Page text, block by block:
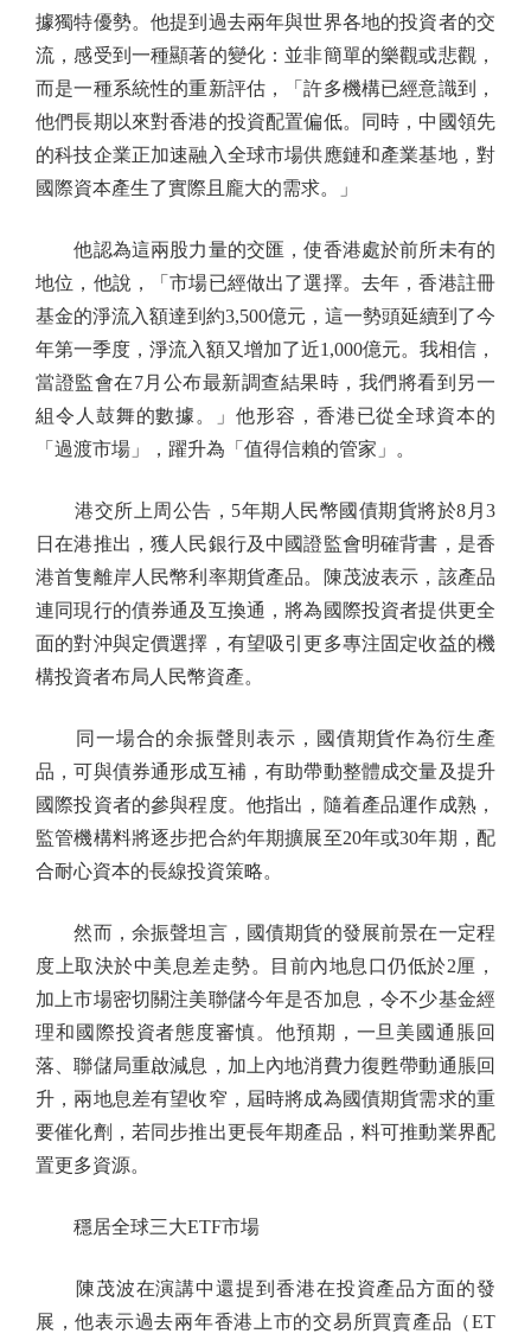
據獨特優勢。他提到過去兩年與世界各地的投資者的交
流，感受到一種顯著的變化：並非簡單的樂觀或悲觀，
而是一種系統性的重新評估，「許多機構已經意識到，
他們長期以來對香港的投資配置偏低。同時，中國領先
的科技企業正加速融入全球市場供應鏈和產業基地，對
國際資本產生了實際且龐大的需求。」
他認為這兩股力量的交匯，使香港處於前所未有的
地位，他說，「市場已經做出了選擇。去年，香港註冊
基金的淨流入額達到約3,500億元，這一勢頭延續到了今
年第一季度，淨流入額又增加了近1,000億元。我相信，
當證監會在7月公布最新調查結果時，我們將看到另一
組令人鼓舞的數據。」他形容，香港已從全球資本的
「過渡市場」，躍升為「值得信賴的管家」。
港交所上周公告，5年期人民幣國債期貨將於8月3
日在港推出，獲人民銀行及中國證監會明確背書，是香
港首隻離岸人民幣利率期貨產品。陳茂波表示，該產品
連同現行的債券通及互換通，將為國際投資者提供更全
面的對沖與定價選擇，有望吸引更多專注固定收益的機
構投資者布局人民幣資產。
同一場合的余振聲則表示，國債期貨作為衍生產
品，可與債券通形成互補，有助帶動整體成交量及提升
國際投資者的參與程度。他指出，隨着產品運作成熟，
監管機構料將逐步把合約年期擴展至20年或30年期，配
合耐心資本的長線投資策略。
然而，余振聲坦言，國債期貨的發展前景在一定程
度上取決於中美息差走勢。目前內地息口仍低於2厘，
加上市場密切關注美聯儲今年是否加息，令不少基金經
理和國際投資者態度審慎。他預期，一旦美國通脹回
落、聯儲局重啟減息，加上內地消費力復甦帶動通脹回
升，兩地息差有望收窄，屆時將成為國債期貨需求的重
要催化劑，若同步推出更長年期產品，料可推動業界配
置更多資源。
穩居全球三大ETF市場
陳茂波在演講中還提到香港在投資產品方面的發
展，他表示過去兩年香港上市的交易所買賣產品（ET